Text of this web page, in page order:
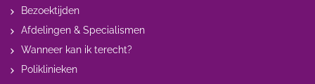
Bezoektijden
Afdelingen & Specialismen
Wanneer kan ik terecht?
Poliklinieken